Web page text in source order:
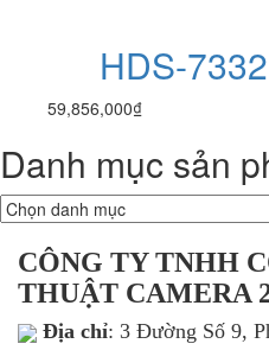
HDS-
59,856,000₫
Danh mục sản
CÔNG TY TNHH
THUẬT CAMERA
Địa chỉ: 3 Đường Số 9,